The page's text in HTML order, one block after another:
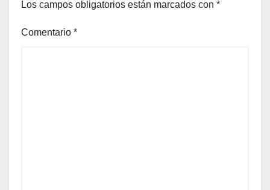
Los campos obligatorios están marcados con *
Comentario *